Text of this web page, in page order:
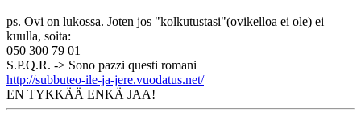
ps. Ovi on lukossa. Joten jos "kolkutustasi"(ovikelloa ei ole) ei
kuulla, soita:
050 300 79 01
S.P.Q.R. -> Sono pazzi questi romani
http://subbuteo-ile-ja-jere.vuodatus.net/
EN TYKKÄÄ ENKÄ JAA!